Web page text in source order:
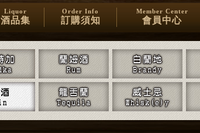
Liquor
酒品集
Order Info
訂購須知
Member Center
會員中心